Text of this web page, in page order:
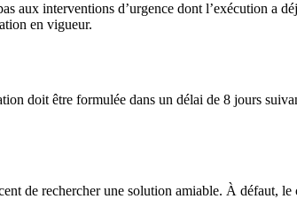
aux interventions d’urgence dont l’exécution a
en vigueur.
doit être formulée dans un délai de 8 jours
de rechercher une solution amiable. À défaut,